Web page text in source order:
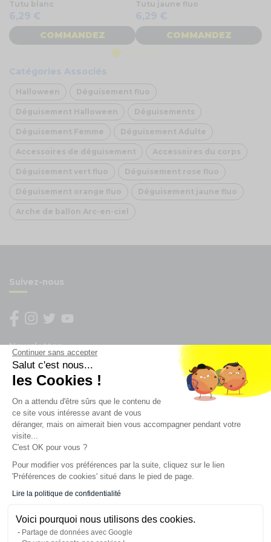
Continuer sans accepter
Salut c'est nous...
les Cookies !
On a attendu d'être sûrs que le contenu de
ce site vous intéresse avant de vous
déranger, mais on aimerait bien vous accompagner pendant votre
visite...
C'est OK pour vous ?
Pour modifier vos préférences par la suite, cliquez sur le lien
'Préférences de cookies' situé dans le pied de page.
Lire la politique de confidentialité
Voici pourquoi nous utilisons des cookies.
Partage de données avec Google
Tutu blanc
6,29 €
COMMANDEZ
Tutu jaune fluo
6,29 €
COMMANDEZ
Catégories Associés
Halloween Déguisement fluo
Déguisement Halloween Déguisements
Déguisement Femme Déguisement Adulte
Accessoires de déguisement Accessoires du corps
Déguisement vert fluo Déguisement rose fluo
Déguisement orange fluo Déguisement jaune fluo
Arche de ballon Arc-en-ciel
Suivez-nous
Newsletter
Enregistrez vous à la newsletter
Restez à l'actualité sur nos produits et les offres du
moment
NOS SERVICES
INFORMATIONS
CONTACT